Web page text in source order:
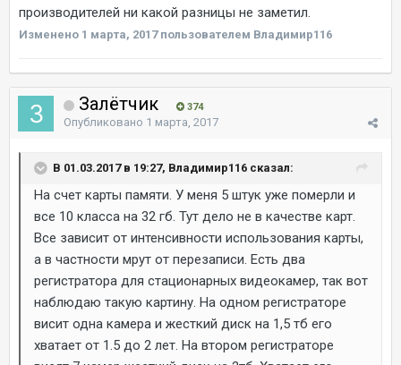
производителей ни какой разницы не заметил.
Изменено 1 марта, 2017пользователем Владимир116
Залётчик 374
Опубликовано 1 марта, 2017
В 01.03.2017 в 19:27, Владимир116 сказал:
На счет карты памяти. У меня 5 штук уже померли и
все 10 класса на 32 гб. Тут дело не в качестве карт.
Все зависит от интенсивности использования карты,
а в частности мрут от перезаписи. Есть два
регистратора для стационарных видеокамер, так вот
наблюдаю такую картину. На одном регистраторе
висит одна камера и жесткий диск на 1,5 тб его
хватает от 1.5 до 2 лет. На втором регистраторе